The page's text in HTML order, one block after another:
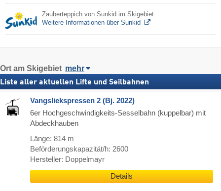
Zauberteppich von Sunkid im Skigebiet
Weitere Informationen über Sunkid
Ort am Skigebiet mehr
Liste aller aktuellen Lifte und Seilbahnen
Vangsliekspressen 2 (Bj. 2022)
6er Hochgeschwindigkeits-Sesselbahn (kuppelbar) mit
Abdeckhauben
Länge: 814 m
Beförderungskapazität/h: 2600
Hersteller: Doppelmayr
Details